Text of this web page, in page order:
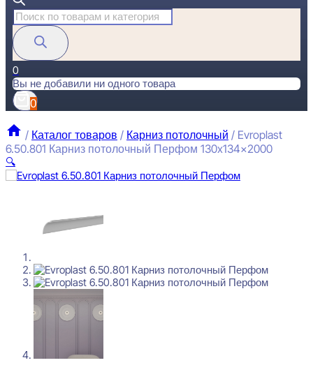
Поиск
товаров
0
Вы не добавили ни одного товара
0
/ Каталог товаров / Карниз потолочный / Evroplast
6.50.801 Карниз потолочный Перфом 130x134x2000
🔍